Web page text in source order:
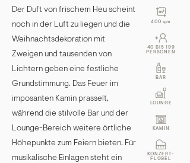
Der Duft von frischem Heu scheint
noch in der Luft zu liegen und die
Weihnachtsdekoration mit
Zweigen und tausenden von
Lichtern geben eine festliche
Grundstimmung. Das Feuer im
imposanten Kamin prasselt,
während die stilvolle Bar und der
Lounge-Bereich weitere örtliche
Höhepunkte zum Feiern bieten. Für
musikalische Einlagen steht ein
400 qm
40 BIS 199
PERSONEN
BAR
LOUNGE
KAMIN
KONZERT-
FLÜGEL